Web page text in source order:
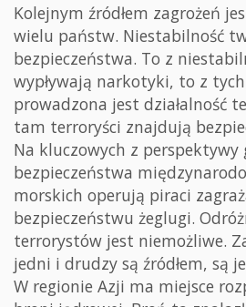
Kolejnym źródłem zagrożeń
wielu państw. Niestabilność
bezpieczeństwa. To z
wypływają narkotyki, to z
prowadzona jest działalność
tam terroryści znajdują
Na kluczowych z perspektywy
bezpieczeństwa
morskich operują piraci
bezpieczeństwu żeglugi.
terrorystów jest niemożliwe.
jedni i drudzy są źródłem, są
W regionie Azji ma miejsce